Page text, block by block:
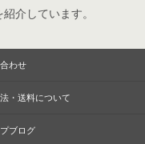
介しています。
わせ
・送料について
ブログ